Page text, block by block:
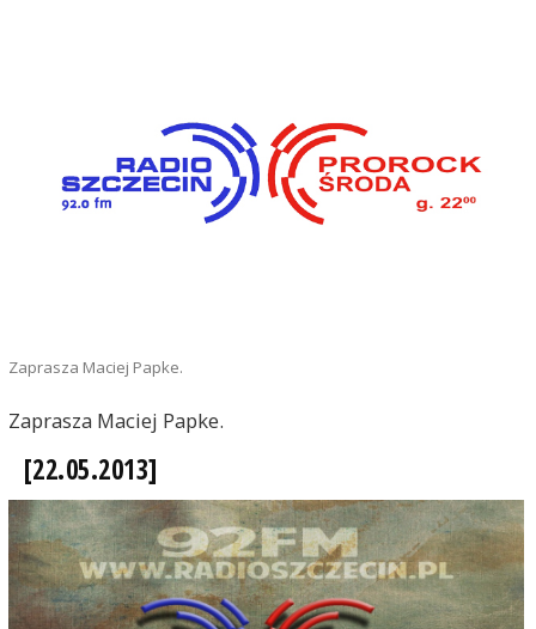
Zaprasza Maciej Papke.
Zaprasza Maciej Papke.
[22.05.2013]